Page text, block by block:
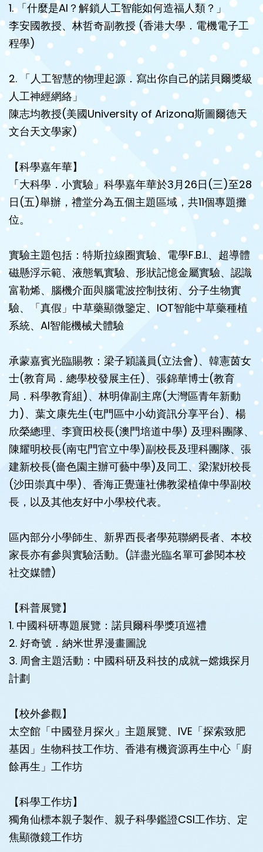
1. 「什麼是AI？解鎖人工智能如何造福人類？」
李安國教授、林哲奇副教授 (香港大學．電機電子工
程學)
2. 「人工智慧的物理起源．寫出你自己的諾貝爾獎級
人工神經網絡」
陳志均教授(美國University of Arizona斯圖爾德天
文台天文學家)
【科學嘉年華】
「大科學．小實驗」科學嘉年華於3月26日(三)至28
日(五)舉辦，禮堂分為五個主題區域，共11個專題攤
位。
實驗主題包括：特斯拉線圈實驗、電學F.B.I.、超導體
磁懸浮示範、液態氧實驗、形狀記憶金屬實驗、認識
富勒烯、腦機介面與腦電波控制技術、分子生物實
驗、「真假」中草藥顯微鑒定、IOT智能中草藥種植
系統、AI智能機械犬體驗
承蒙嘉賓光臨賜教：梁子穎議員(立法會)、韓憲茵女
士(教育局．總學校發展主任)、張錦華博士(教育
局．科學教育組)、林明偉副主席(大灣區青年新動
力)、葉文康先生(屯門區中小幼資訊分享平台)、楊
欣榮總理、李寶田校長(澳門培道中學) 及理科團隊、
陳耀明校長(南屯門官立中學)副校長及理科團隊、張
建新校長(嗇色園主辦可藝中學)及同工、梁潔姸校長
(沙田崇真中學)、香海正覺蓮社佛教梁植偉中學副校
長，以及其他友好中小學校代表。
區內部分小學師生、新界西長者學苑聯網長者、本校
家長亦有參與實驗活動。(詳盡光臨名單可參閱本校
社交媒體)
【科普展覽】
1. 中國科研專題展覽：諾貝爾科學獎項巡禮
2. 好奇號．納米世界漫畫圖說
3. 周會主題活動：中國科研及科技的成就—嫦娥探月
計劃
【校外參觀】
太空館「中國登月探火」主題展覽、⁠IVE「探索致肥
基因」生物科技工作坊、香港有機資源再生中心「廚
餘再生」工作坊
【科學工作坊】
獨角仙標本親子製作、親子科學鑑證CSI工作坊、定
焦顯微鏡工作坊